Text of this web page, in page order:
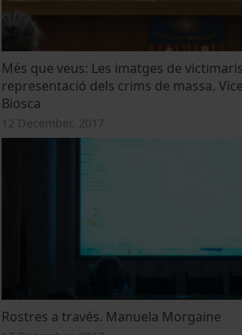
Més que veus: Les imatges de
representació dels crims de massa.
Biosca
12 December, 2017
Rostres a través. Manuela Morgaine